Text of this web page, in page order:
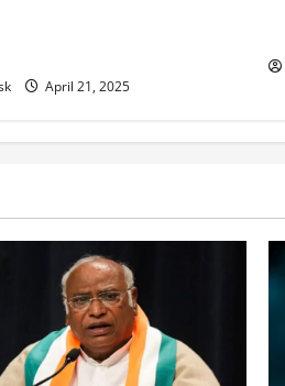
April 21, 2025